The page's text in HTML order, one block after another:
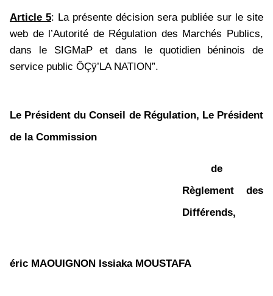
Article 5: La présente décision sera publiée sur le site
web de l’Autorité de Régulation des Marchés Publics,
dans le SIGMaP et dans le quotidien béninois de
service public ÔÇÿ’LA NATION”.
Le Président du Conseil de Régulation, Le Président
de la Commission
de
Règlement des
Différends,
éric MAOUIGNON Issiaka MOUSTAFA